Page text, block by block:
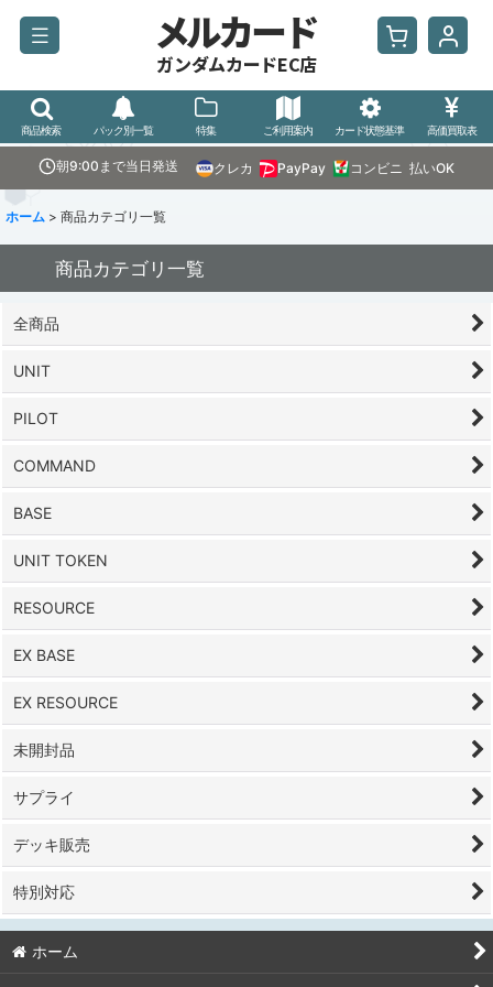
メルカード
ガンダムカードEC店
商品検索 パック別一覧 特集 ご利用案内 カード状態基準 高価買取表
朝9:00まで当日発送 クレカ PayPay コンビニ 払いOK
ホーム > 商品カテゴリ一覧
商品カテゴリ一覧
全商品
UNIT
PILOT
COMMAND
BASE
UNIT TOKEN
RESOURCE
EX BASE
EX RESOURCE
未開封品
サプライ
デッキ販売
特別対応
ホーム